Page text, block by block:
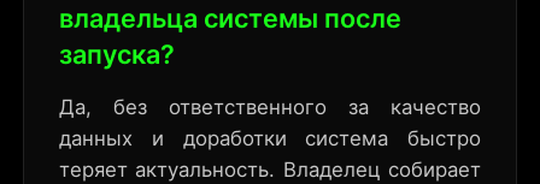
владельца системы после
запуска?
Да, без ответственного за качество
данных и доработки система быстро
теряет актуальность. Владелец собирает